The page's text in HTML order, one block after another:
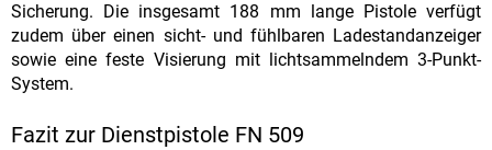
Sicherung. Die insgesamt 188 mm lange Pistole verfügt
zudem über einen sicht- und fühlbaren Ladestandanzeiger
sowie eine feste Visierung mit lichtsammelndem 3-Punkt-
System.
Fazit zur Dienstpistole FN 509